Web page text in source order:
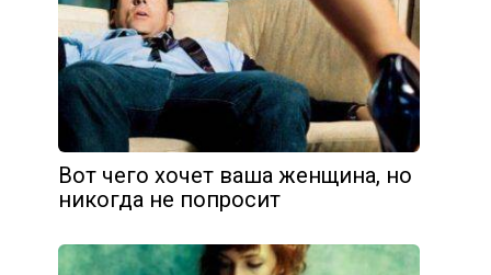
Вот чего хочет ваша женщина, но
никогда не попросит